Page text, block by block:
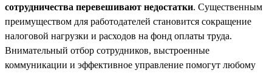
сотрудничества перевешивают недостатки. Существенным
преимуществом для работодателей становится сокращение
налоговой нагрузки и расходов на фонд оплаты труда.
Внимательный отбор сотрудников, выстроенные
коммуникации и эффективное управление помогут любому